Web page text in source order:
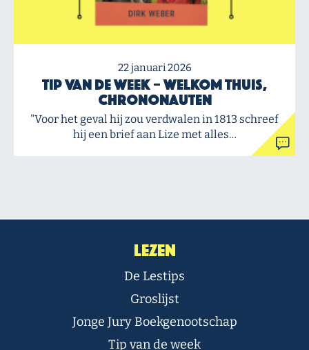
22 januari 2026
Tip van de Week – Welkom thuis,
chrononauten
"Voor het geval hij zou verdwalen in 1813 schreef
hij een brief aan Lize met alles…
Lezen
De Lestips
Groslijst
Jonge Jury Boekgenootschap
Tip van de week